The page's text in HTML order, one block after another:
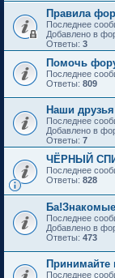
Правила
Последнее
Добавлено в
Ответы: 3
Помочь
Последнее
Ответы: 809
Наши
Последнее
Добавлено в
Ответы: 7
ЧЁРНЫЙ
Последнее
Ответы: 828
Последнее
Добавлено в
Ответы: 473
Принимайте
Последнее